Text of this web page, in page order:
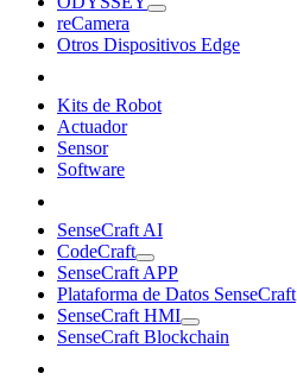
reCamera
Otros Dispositivos Edge
Kits de Robot
Actuador
Sensor
Software
SenseCraft AI
CodeCraft
SenseCraft APP
Plataforma de Datos SenseCraft
SenseCraft HMI
SenseCraft Blockchain